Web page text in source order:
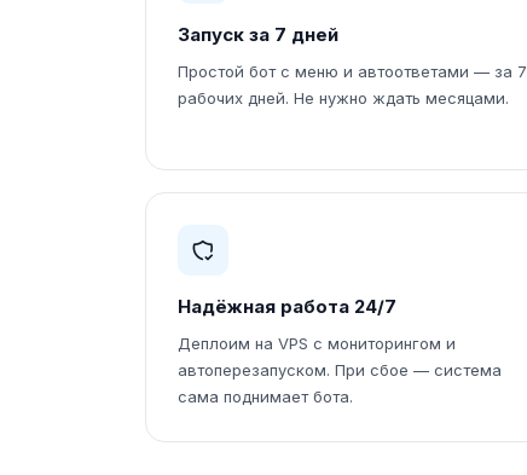
Запуск за 7 дней
Простой бот с меню и автоответами — за 7
рабочих дней. Не нужно ждать месяцами.
Надёжная работа 24/7
Деплоим на VPS с мониторингом и
автоперезапуском. При сбое — система
сама поднимает бота.